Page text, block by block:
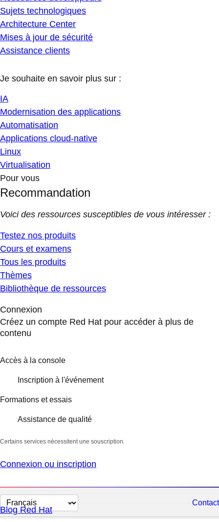
Sujets technologiques
Architecture Center
Mises à jour de sécurité
Assistance clients
Je souhaite en savoir plus sur :
IA
Modernisation des applications
Automatisation
Applications cloud-native
Linux
Virtualisation
Pour vous
Recommandation
Voici des ressources susceptibles de vous intéresser :
Testez nos produits
Cours et examens
Tous les produits
Thèmes
Bibliothèque de ressources
Connexion
Créez un compte Red Hat pour accéder à plus de
contenu
Accès à la console
Inscription à l'événement
Formations et essais
Assistance de qualité
Certains services nécessitent une souscription.
Connexion ou inscription
Changer
la
Contact
Blog Red Hat